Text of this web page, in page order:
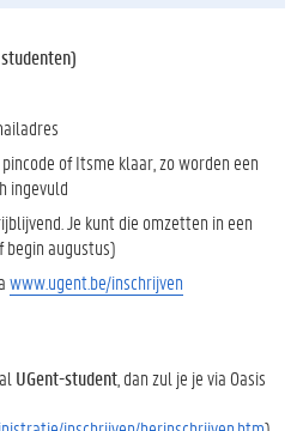
of Itsme klaar, zo worden een
ingevuld
Je kunt die omzetten in een
augustus)
www.ugent.be/inschrijven
UGent-student , dan zul je je via Oasis